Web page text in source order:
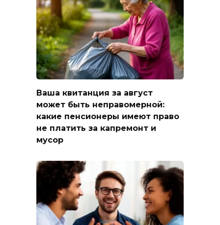
Ваша квитанция за август
может быть неправомерной:
какие пенсионеры имеют право
не платить за капремонт и
мусор